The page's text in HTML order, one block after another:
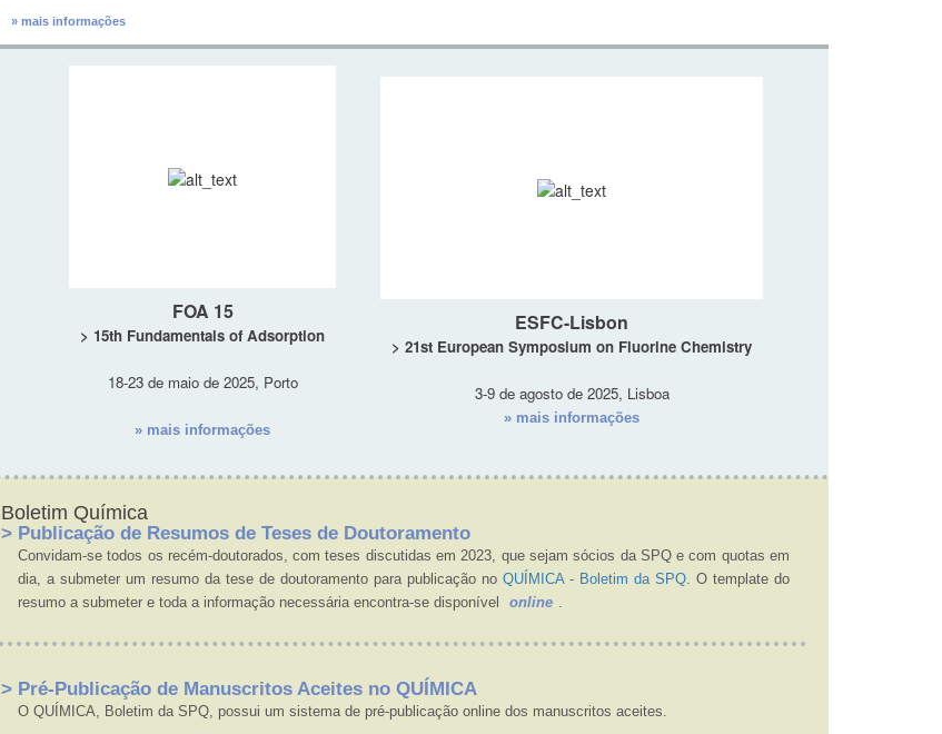
» mais informações
FOA 15
> 15th Fundamentals of Adsorption
18-23 de maio de 2025, Porto
» mais informações
ESFC-Lisbon
> 21st European Symposium on Fluorine Chemistry
3-9 de agosto de 2025, Lisboa
» mais informações
Boletim Química
> Publicação de Resumos de Teses de Doutoramento
Convidam-se todos os recém-doutorados, com teses discutidas em 2023, que sejam sócios da SPQ e com quotas em
dia, a submeter um resumo da tese de doutoramento para publicação no QUÍMICA - Boletim da SPQ. O template do
resumo a submeter e toda a informação necessária encontra-se disponível
online .
> Pré-Publicação de Manuscritos Aceites no QUÍMICA
O QUÍMICA, Boletim da SPQ, possui um sistema de pré-publicação online dos manuscritos aceites.